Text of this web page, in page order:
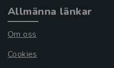
Allmänna länkar
Om oss
Cookies